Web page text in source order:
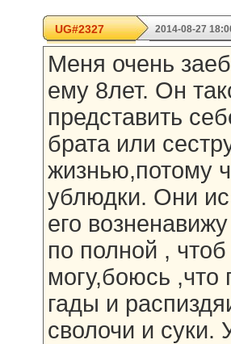
UG#2327 2014-08-27
Меня очень
ему 8лет. Он
представить
брата или
жизнью,потому
ублюдки. Они
его
по полной ,
могу,боюсь
гады и
сволочи и суки.